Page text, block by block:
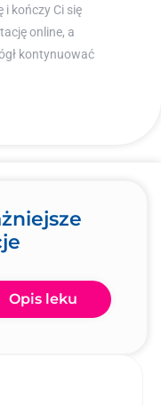
i kończy Ci się
online, a
kontynuować
Opis leku